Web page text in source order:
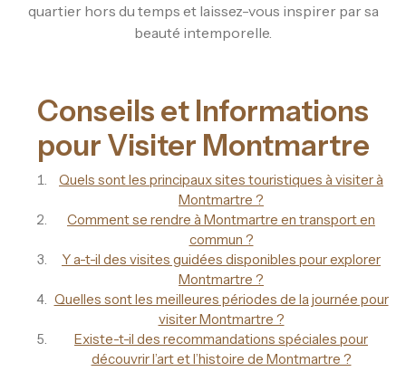
quartier hors du temps et laissez-vous inspirer par sa
beauté intemporelle.
Conseils et Informations
pour Visiter Montmartre
Quels sont les principaux sites touristiques à visiter à
Montmartre ?
Comment se rendre à Montmartre en transport en
commun ?
Y a-t-il des visites guidées disponibles pour explorer
Montmartre ?
Quelles sont les meilleures périodes de la journée pour
visiter Montmartre ?
Existe-t-il des recommandations spéciales pour
découvrir l’art et l’histoire de Montmartre ?